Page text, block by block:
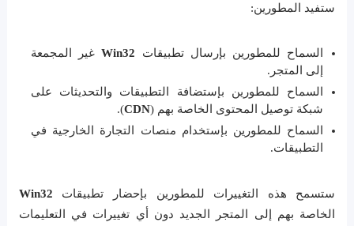
ستفيد المطورين:
السماح للمطورين بإرسال تطبيقات Win32 غير المجمعة
إلى المتجر.
السماح للمطورين بإستضافة التطبيقات والتحديثات على
شبكة توصيل المحتوى الخاصة بهم (CDN
).
السماح للمطورين بإستخدام منصات التجارة الخارجية في
التطبيقات.
ستسمح هذه التغييرات للمطورين بإحضار تطبيقات Win32
الخاصة بهم إلى المتجر الجديد دون أي تغييرات في التعليمات